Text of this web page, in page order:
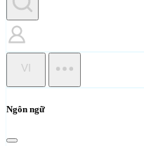
VI
Ngôn ngữ